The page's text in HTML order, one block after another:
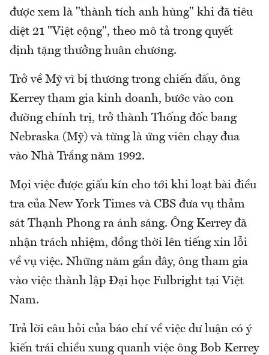
được xem là "thành tích anh hùng" khi đã tiêu
diệt 21 "Việt cộng", theo mô tả trong quyết
định tặng thưởng huân chương.
Trở về Mỹ vì bị thương trong chiến đấu, ông
Kerrey tham gia kinh doanh, bước vào con
đường chính trị, trở thành Thống đốc bang
Nebraska (Mỹ) và từng là ứng viên chạy đua
vào Nhà Trắng năm 1992.
Mọi việc được giấu kín cho tới khi loạt bài điều
tra của New York Times và CBS đưa vụ thảm
sát Thạnh Phong ra ánh sáng. Ông Kerrey đã
nhận trách nhiệm, đồng thời lên tiếng xin lỗi
về vụ việc. Những năm gần đây, ông tham gia
vào việc thành lập Đại học Fulbright tại Việt
Nam.
Trả lời câu hỏi của báo chí về việc dư luận có ý
kiến trái chiều xung quanh việc ông Bob Kerrey